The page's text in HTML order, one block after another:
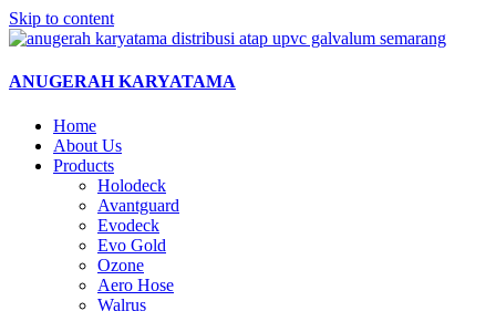
Skip to content
ANUGERAH KARYATAMA
Home
About Us
Products
Holodeck
Avantguard
Evodeck
Evo Gold
Ozone
Aero Hose
Walrus